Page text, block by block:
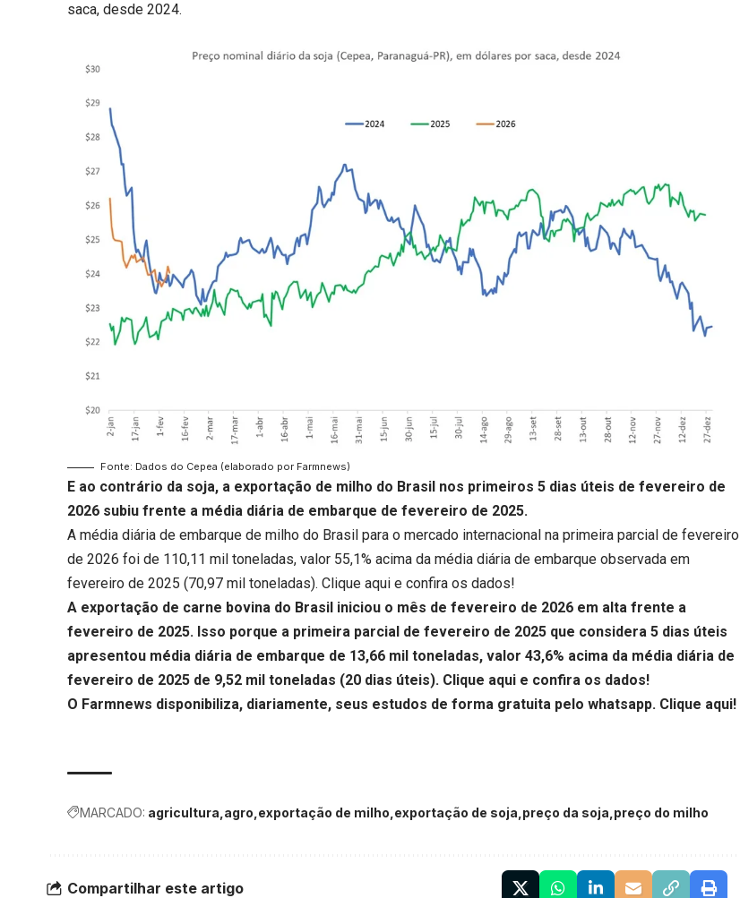
saca, desde 2024.
Fonte: Dados do Cepea (elaborado por Farmnews)
E ao contrário da soja, a exportação de milho do Brasil nos primeiros 5 dias úteis de fevereiro de
2026 subiu frente a média diária de embarque de fevereiro de 2025.
A média diária de embarque de milho do Brasil para o mercado internacional na primeira parcial de fevereiro
de 2026 foi de 110,11 mil toneladas, valor 55,1% acima da média diária de embarque observada em
fevereiro de 2025 (70,97 mil toneladas).Clique aqui e confira os dados!
A exportação de carne bovina do Brasil iniciou o mês de fevereiro de 2026 em alta frente a
fevereiro de 2025. Isso porque a primeira parcial de fevereiro de 2025 que considera 5 dias úteis
apresentou média diária de embarque de 13,66 mil toneladas, valor 43,6% acima da média diária de
fevereiro de 2025 de 9,52 mil toneladas (20 dias úteis). Clique aqui e confira os dados!
O Farmnews disponibiliza, diariamente, seus estudos de forma gratuita pelo whatsapp. Clique aqui!
MARCADO: agricultura agro exportação de milho exportação de soja preço da soja preço do milho
Compartilhar este artigo